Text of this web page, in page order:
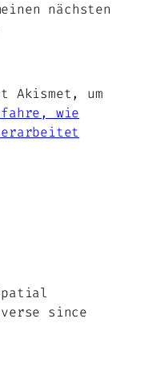
nächsten
Akismet, um
wie
since